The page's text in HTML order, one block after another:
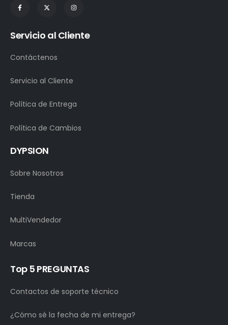
Servicio al Cliente
Contáctenos
Servicio al Cliente
Política de Entrega
Política de Cambios
DYPSION
Sobre Nosotros
Tienda
MultiVendedor
Marcas
Top 5 PREGUNTAS
Contactos de soporte técnico
¿Cómo sé la fecha de mi entrega?